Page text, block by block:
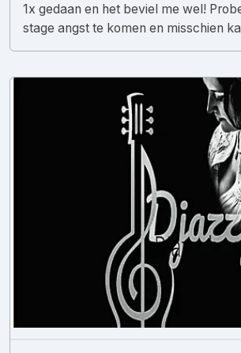
1x gedaan en het beviel me wel!
stage angst te komen en misschien